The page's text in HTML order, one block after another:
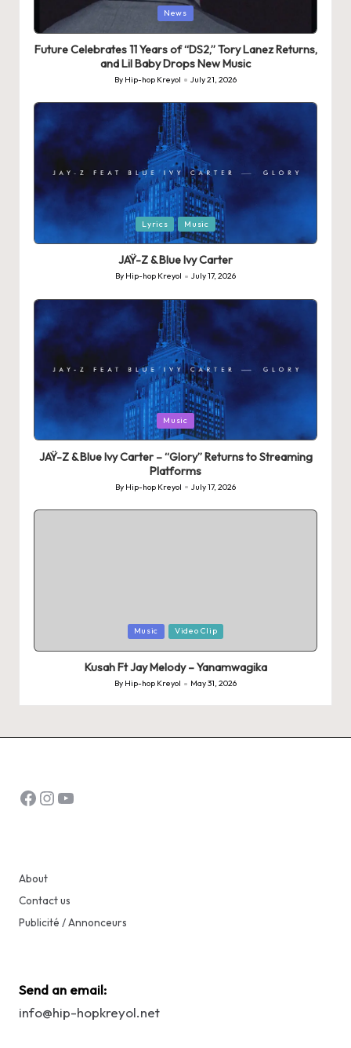
Posted
in
News
Future Celebrates 11 Years of “DS2,” Tory Lanez Returns,
and Lil Baby Drops New Music
Posted
by
By Hip-hop Kreyol July 21, 2026
Posted
Lyrics Music
JAŸ-Z & Blue Ivy Carter
Posted
By Hip-hop Kreyol July 17, 2026
Posted
Music
JAŸ-Z & Blue Ivy Carter – “Glory” Returns to Streaming
Platforms
Posted
By Hip-hop Kreyol July 17, 2026
Music Video Clip
Kusah Ft Jay Melody – Yanamwagika
Posted
by
By Hip-hop Kreyol May 31, 2026
Facebook
Instagram
YouTube
About
Contact us
Publicité / Annonceurs
Send an email:
info@hip-hopkreyol.net